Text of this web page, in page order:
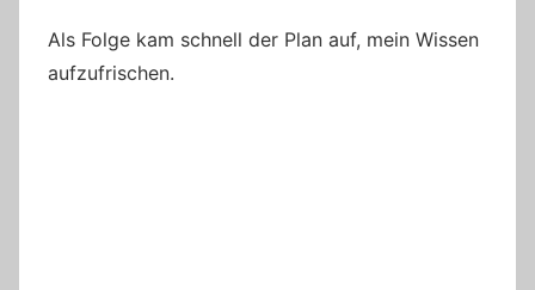
Als Folge kam schnell der Plan auf, mein Wissen
aufzufrischen.